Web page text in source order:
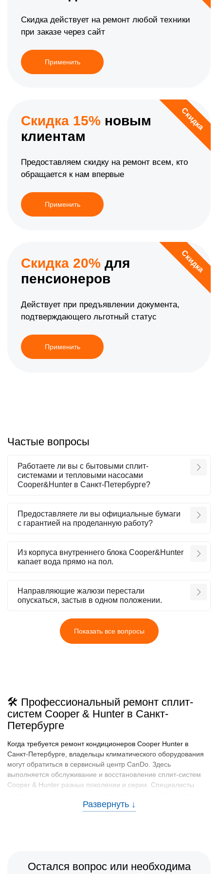
Скидка действует на ремонт любой техники
при заказе через сайт
Применить
Скидка
Скидка 15% новым
клиентам
Предоставляем скидку на ремонт всем, кто
обращается к нам впервые
Применить
Скидка
Скидка 20% для
пенсионеров
Действует при предъявлении документа,
подтверждающего льготный статус
Применить
Частые вопросы
Работаете ли вы с бытовыми сплит-
системами и тепловыми насосами
Cooper&Hunter в Санкт-Петербурге?
Предоставляете ли вы официальные бумаги
с гарантией на проделанную работу?
Из корпуса внутреннего блока Cooper&Hunter
капает вода прямо на пол.
Направляющие жалюзи перестали
опускаться, застыв в одном положении.
Показать все вопросы
🛠️ Профессиональный ремонт сплит-
систем Cooper & Hunter в Санкт-
Петербурге
Когда требуется ремонт кондиционеров Cooper Hunter в
Санкт-Петербурге, владельцы климатического оборудования
могут обратиться в сервисный центр CanDo. Здесь
выполняется обслуживание и восстановление сплит-систем
Cooper & Hunter разных поколении и серии. Специалисты
этой техники и используют профессиональное
Остался вопрос или необходима